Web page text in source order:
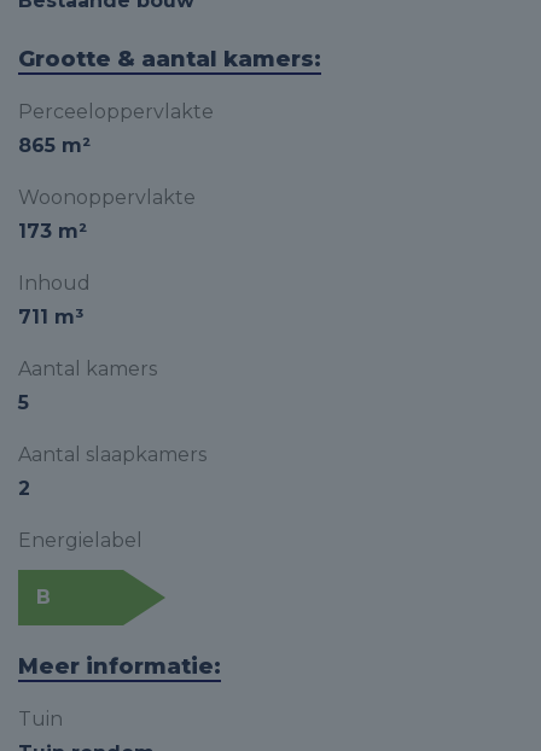
Grootte & aantal kamers:
Perceeloppervlakte
865 m²
Woonoppervlakte
173 m²
Inhoud
711 m³
Aantal kamers
5
Aantal slaapkamers
2
Energielabel
B
Meer informatie:
Tuin